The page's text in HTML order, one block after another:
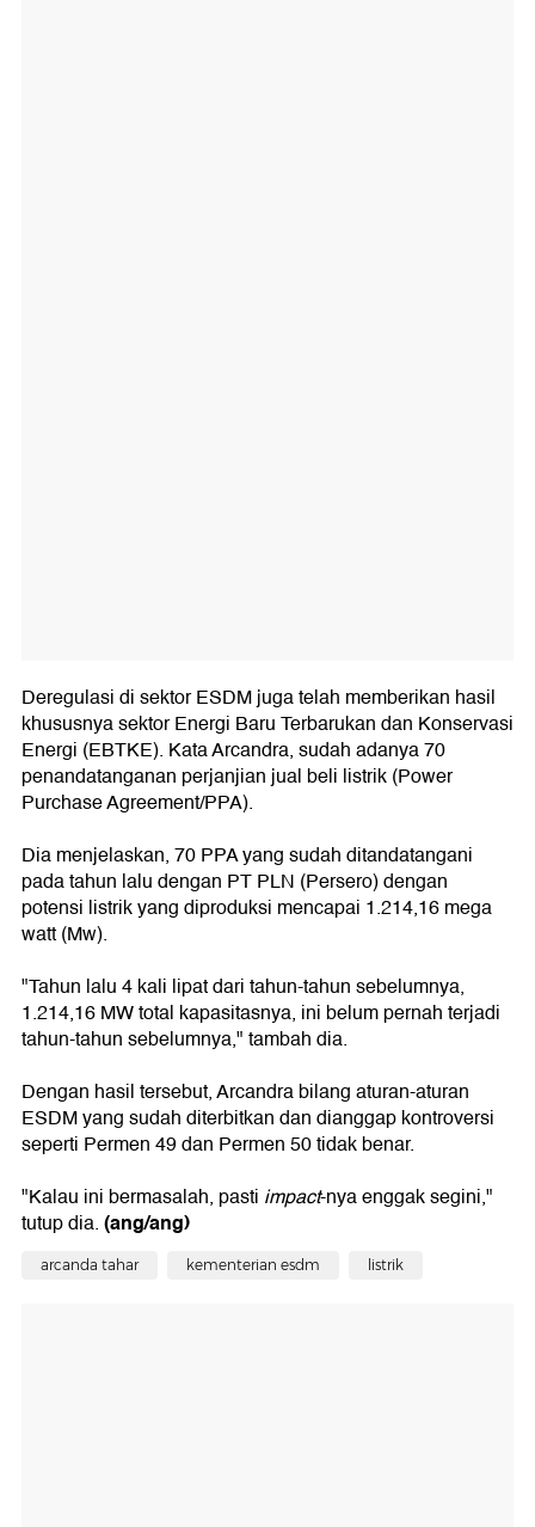
Deregulasi di sektor ESDM juga telah memberikan hasil
khususnya sektor Energi Baru Terbarukan dan Konservasi
Energi (EBTKE). Kata Arcandra, sudah adanya 70
penandatanganan perjanjian jual beli listrik (Power
Purchase Agreement/PPA).
Dia menjelaskan, 70 PPA yang sudah ditandatangani
pada tahun lalu dengan PT PLN (Persero) dengan
potensi listrik yang diproduksi mencapai 1.214,16 mega
watt (Mw).
"Tahun lalu 4 kali lipat dari tahun-tahun sebelumnya,
1.214,16 MW total kapasitasnya, ini belum pernah terjadi
tahun-tahun sebelumnya," tambah dia.
Dengan hasil tersebut, Arcandra bilang aturan-aturan
ESDM yang sudah diterbitkan dan dianggap kontroversi
seperti Permen 49 dan Permen 50 tidak benar.
"Kalau ini bermasalah, pasti impact-nya enggak segini,"
tutup dia.(ang/ang)
arcanda tahar kementerian esdm listrik